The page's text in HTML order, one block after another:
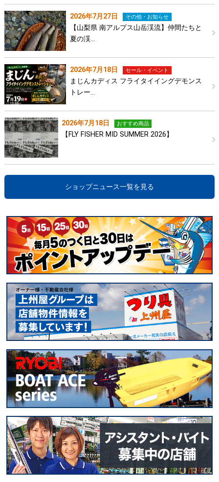
2026年7月27日 その他・お知らせ
【山梨県 南アルプス山岳渓流】仲間たちと
夏の渓…
2026年7月18日 セール・イベント
まじんカディス フライタイイングデモンス
トレー…
2026年7月18日 おすすめ商品
【FLY FISHER MID SUMMER 2026】
ショップニュース一覧を見る